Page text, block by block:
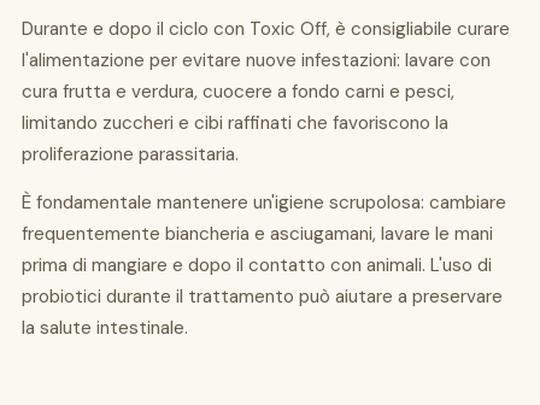
Durante e dopo il ciclo con Toxic Off, è consigliabile curare
l'alimentazione per evitare nuove infestazioni: lavare con
cura frutta e verdura, cuocere a fondo carni e pesci,
limitando zuccheri e cibi raffinati che favoriscono la
proliferazione parassitaria.
È fondamentale mantenere un'igiene scrupolosa: cambiare
frequentemente biancheria e asciugamani, lavare le mani
prima di mangiare e dopo il contatto con animali. L'uso di
probiotici durante il trattamento può aiutare a preservare
la salute intestinale.